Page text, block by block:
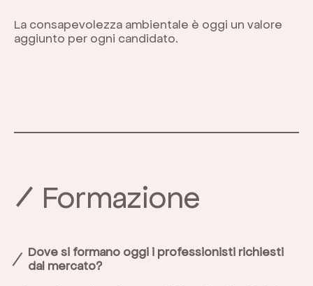
La consapevolezza ambientale è oggi un valore
aggiunto per ogni candidato.
Formazione
Dove si formano oggi i professionisti richiesti
dal mercato?